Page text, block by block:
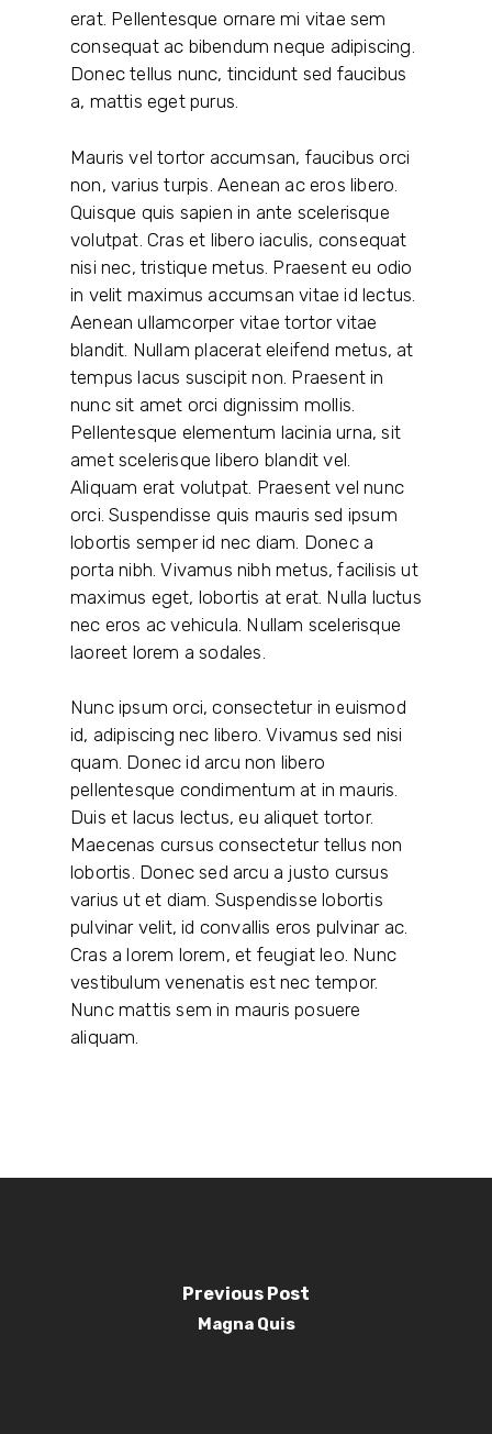
erat. Pellentesque ornare mi vitae sem
consequat ac bibendum neque adipiscing.
Donec tellus nunc, tincidunt sed faucibus
a, mattis eget purus.
Mauris vel tortor accumsan, faucibus orci
non, varius turpis. Aenean ac eros libero.
Quisque quis sapien in ante scelerisque
volutpat. Cras et libero iaculis, consequat
nisi nec, tristique metus. Praesent eu odio
in velit maximus accumsan vitae id lectus.
Aenean ullamcorper vitae tortor vitae
blandit. Nullam placerat eleifend metus, at
tempus lacus suscipit non. Praesent in
nunc sit amet orci dignissim mollis.
Pellentesque elementum lacinia urna, sit
amet scelerisque libero blandit vel.
Aliquam erat volutpat. Praesent vel nunc
orci. Suspendisse quis mauris sed ipsum
lobortis semper id nec diam. Donec a
porta nibh. Vivamus nibh metus, facilisis ut
maximus eget, lobortis at erat. Nulla luctus
nec eros ac vehicula. Nullam scelerisque
laoreet lorem a sodales.
Nunc ipsum orci, consectetur in euismod
id, adipiscing nec libero. Vivamus sed nisi
quam. Donec id arcu non libero
pellentesque condimentum at in mauris.
Duis et lacus lectus, eu aliquet tortor.
Maecenas cursus consectetur tellus non
lobortis. Donec sed arcu a justo cursus
varius ut et diam. Suspendisse lobortis
pulvinar velit, id convallis eros pulvinar ac.
Cras a lorem lorem, et feugiat leo. Nunc
vestibulum venenatis est nec tempor.
Nunc mattis sem in mauris posuere
aliquam.
Previous Post
Magna Quis